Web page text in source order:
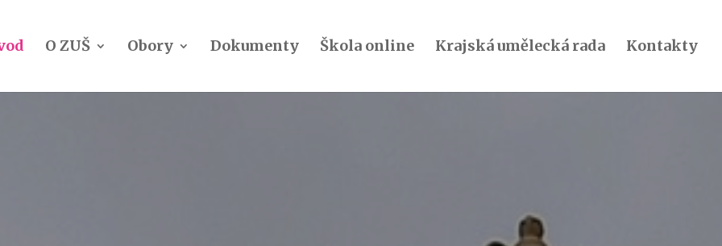
O ZUŠ Obory Dokumenty Škola online Krajská umělecká rada Kontakty